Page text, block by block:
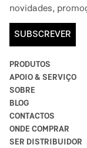
PRODUTOS
APOIO & SERVIÇO
SOBRE
BLOG
CONTACTOS
ONDE COMPRAR
SER DISTRIBUIDOR
novidades,
SUBSCREVER